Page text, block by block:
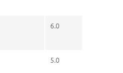
6.0
5.0